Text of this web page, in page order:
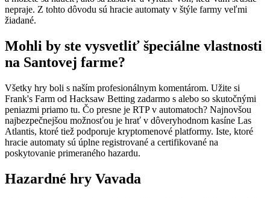
nepraje. Z tohto dôvodu sú hracie automaty v štýle farmy veľmi
žiadané.
Mohli by ste vysvetliť špeciálne vlastnosti
na Santovej farme?
Všetky hry boli s naším profesionálnym komentárom. Užite si
Frank's Farm od Hacksaw Betting zadarmo s alebo so skutočnými
peniazmi priamo tu. Čo presne je RTP v automatoch? Najnovšou
najbezpečnejšou možnosťou je hrať v dôveryhodnom kasíne Las
Atlantis, ktoré tiež podporuje kryptomenové platformy. Iste, ktoré
hracie automaty sú úplne registrované a certifikované na
poskytovanie primeraného hazardu.
Hazardné hry Vavada